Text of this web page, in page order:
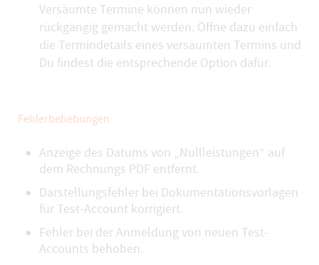
Versäumte Termine können nun wieder
rückgängig gemacht werden. Öffne dazu einfach
die Termindetails eines versäumten Termins und
Du findest die entsprechende Option dafür.
Fehlerbehebungen
Anzeige des Datums von „Nullleistungen“ auf
dem Rechnungs PDF entfernt.
Darstellungsfehler bei Dokumentationsvorlagen
für Test-Account korrigiert.
Fehler bei der Anmeldung von neuen Test-
Accounts behoben.